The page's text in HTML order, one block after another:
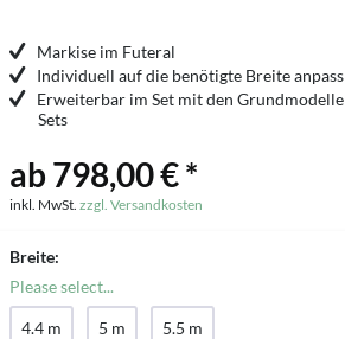
Markise im Futeral
Individuell auf die benötigte Breite
Erweiterbar im Set mit den
Sets
ab 798,00 € *
inkl. MwSt. zzgl. Versandkosten
Breite:
Please select...
4.4 m 5 m 5.5 m